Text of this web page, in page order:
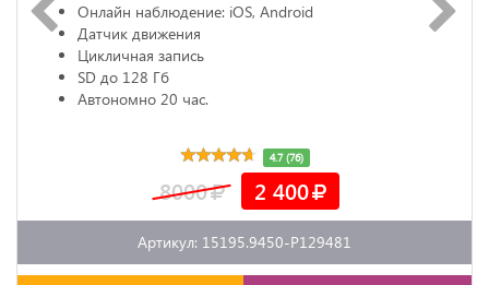
Онлайн наблюдение: iOS, Android
Датчик движения
Цикличная запись
SD до 128 Гб
Автономно 20 час.
4.7 (76)
8000 2 400
Артикул: 15195.9450-P129481